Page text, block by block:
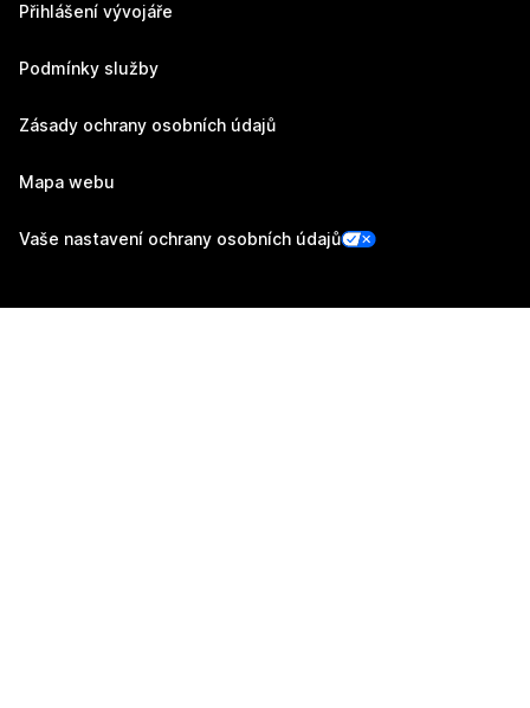
Přihlášení vývojáře
Podmínky služby
Zásady ochrany osobních údajů
Mapa webu
Vaše nastavení ochrany osobních údajů